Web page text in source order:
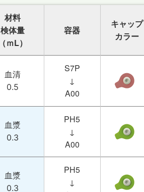
材料
検体量
（ｍL）
容器
キャップ
カラー
血清
0.5
S7P
↓
A00
血漿
0.3
PH5
↓
A00
血漿
0.3
PH5
↓